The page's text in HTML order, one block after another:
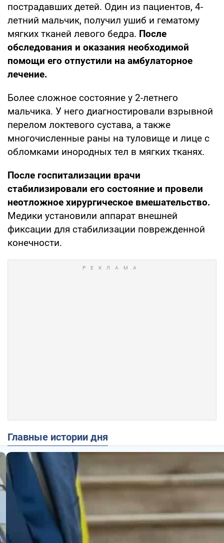
пострадавших детей. Один из пациентов, 4-
летний мальчик, получил ушиб и гематому
мягких тканей левого бедра. После
обследования и оказания необходимой
помощи его отпустили на амбулаторное
лечение.
Более сложное состояние у 2-летнего
мальчика. У него диагностировали взрывной
перелом локтевого сустава, а также
многочисленные раны на туловище и лице с
обломками инородных тел в мягких тканях.
После госпитализации врачи
стабилизировали его состояние и провели
неотложное хирургическое вмешательство.
Медики установили аппарат внешней
фиксации для стабилизации поврежденной
конечности.
Главные истории дня